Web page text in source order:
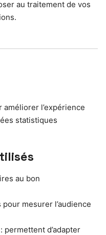
au traitement de vos
améliorer l’expérience
statistiques
au bon
pour mesurer l’audience
: permettent d’adapter